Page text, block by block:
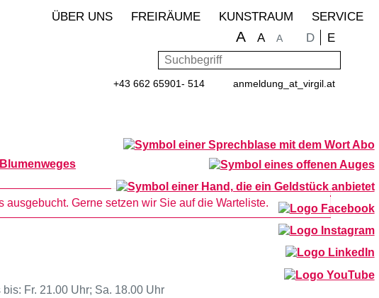
ÜBER UNS FREIRÄUME KUNSTRAUM SERVICE
A A A Sprache
D E
Suchbegriff
+43 662 65901- 514 anmeldung _at_ virgil.at
ausgebucht. Gerne setzen wir Sie auf die Warteliste.
Fr. 21.00 Uhr; Sa. 18.00 Uhr